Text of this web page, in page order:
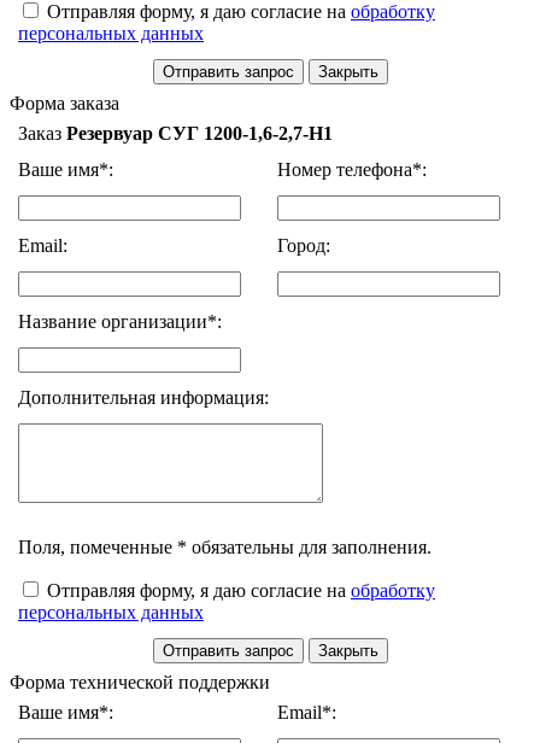
Отправляя форму, я даю согласие на обработку
персональных данных
Форма заказа
Заказ Резервуар СУГ 1200-1,6-2,7-Н1
Ваше имя*:
Номер телефона*:
Email: Город:
Название организации*:
Дополнительная информация:
Поля, помеченные * обязательны для заполнения.
Отправляя форму, я даю согласие на обработку
персональных данных
Форма технической поддержки
Ваше имя*:
Email*: